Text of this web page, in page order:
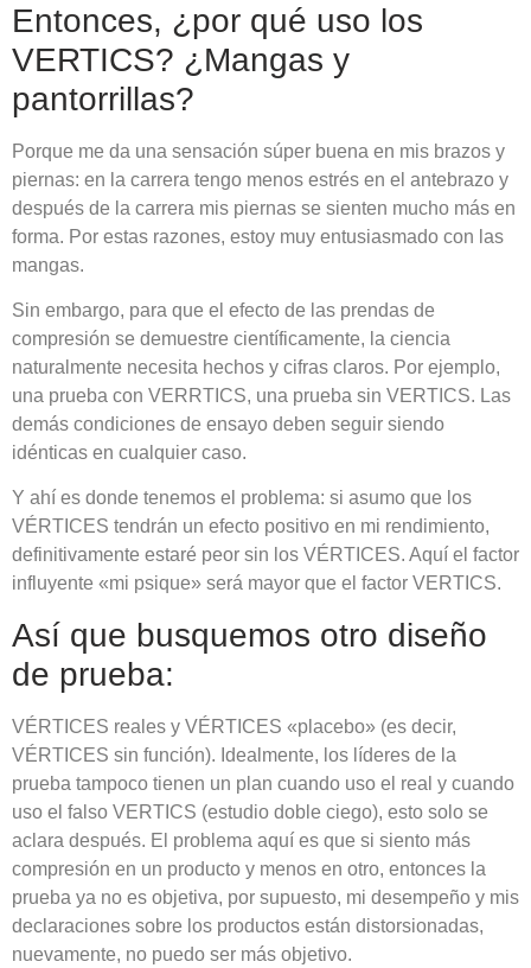
Entonces, ¿por qué uso los
VERTICS? ¿Mangas y
pantorrillas?
Porque me da una sensación súper buena en mis brazos y
piernas: en la carrera tengo menos estrés en el antebrazo y
después de la carrera mis piernas se sienten mucho más en
forma. Por estas razones, estoy muy entusiasmado con las
mangas.
Sin embargo, para que el efecto de las prendas de
compresión se demuestre científicamente, la ciencia
naturalmente necesita hechos y cifras claros. Por ejemplo,
una prueba con VERRTICS, una prueba sin VERTICS. Las
demás condiciones de ensayo deben seguir siendo
idénticas en cualquier caso.
Y ahí es donde tenemos el problema: si asumo que los
VÉRTICES tendrán un efecto positivo en mi rendimiento,
definitivamente estaré peor sin los VÉRTICES. Aquí el factor
influyente «mi psique» será mayor que el factor VERTICS.
Así que busquemos otro diseño
de prueba:
VÉRTICES reales y VÉRTICES «placebo» (es decir,
VÉRTICES sin función). Idealmente, los líderes de la
prueba tampoco tienen un plan cuando uso el real y cuando
uso el falso VERTICS (estudio doble ciego), esto solo se
aclara después. El problema aquí es que si siento más
compresión en un producto y menos en otro, entonces la
prueba ya no es objetiva, por supuesto, mi desempeño y mis
declaraciones sobre los productos están distorsionadas,
nuevamente, no puedo ser más objetivo.